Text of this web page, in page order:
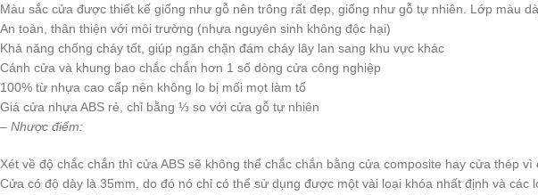
Màu sắc cửa được thiết kế giống như gỗ nên trông rất đẹp, giống như gỗ tự nhiên. Lớp màu
An toàn, thân thiện với môi trường (nhựa nguyên sinh không độc hại)
Khả năng chống cháy tốt, giúp ngăn chặn đám cháy lây lan sang khu vực khác
Cánh cửa và khung bao chắc chắn hơn 1 số dòng cửa công nghiệp
100% từ nhựa cao cấp nên không lo bị mối mọt làm tổ
Giá cửa nhựa ABS rẻ, chỉ bằng ⅓ so với cửa gỗ tự nhiên
– Nhược điểm:
Xét về độ chắc chắn thì cửa ABS sẽ không thể chắc chắn bằng cửa composite hay cửa thép
Cửa có độ dày là 35mm, do đó nó chỉ có thể sử dụng được một vài loại khóa nhất định và